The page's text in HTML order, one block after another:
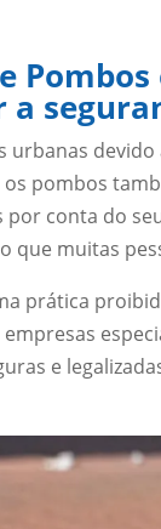
urbanas
os pombos
conta do
que muitas
prática
e